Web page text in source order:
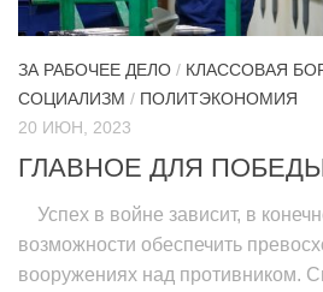
ЗА РАБОЧЕЕ ДЕЛО / КЛАССОВАЯ
СОЦИАЛИЗМ / ПОЛИТЭКОНОМИЯ
20 ИЮН, 2023
ГЛАВНОЕ ДЛЯ
Успех в войне зависит, в
возможности обеспечить
вооружениях над противником.